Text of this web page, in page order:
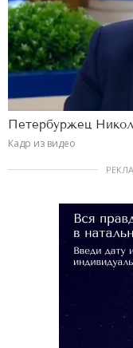
Петербуржец
Кадр из видео